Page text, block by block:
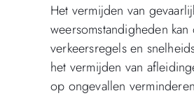
Het vermijden van
weersomstandigheden
verkeersregels en
het vermijden van
op ongevallen